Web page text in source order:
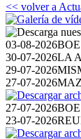
<< volver a
03-08-2026BOE
30-07-2026LA
29-07-2026
27-07-2026
27-07-2026BOE
23-07-2026